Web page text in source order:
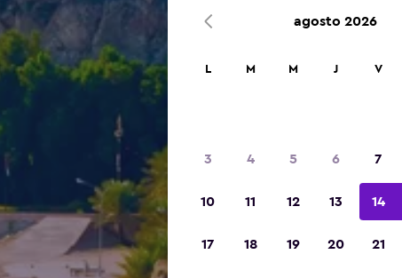
agosto 2026
L M M J V
3 4 5 6 7
10 11 12 13 14
17 18 19 20 21